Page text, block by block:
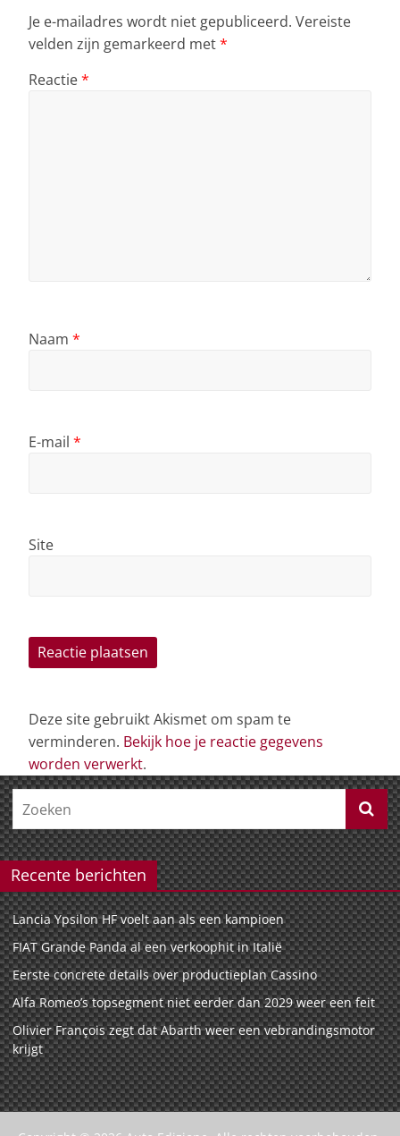
Je e-mailadres wordt niet gepubliceerd. Vereiste
velden zijn gemarkeerd met*
Reactie*
Naam *
E-mail *
Site
Deze site gebruikt Akismet om spam te
verminderen. Bekijk hoe je reactie gegevens
worden verwerkt.
Recente berichten
Lancia Ypsilon HF voelt aan als een kampioen
FIAT Grande Panda al een verkoophit in Italië
Eerste concrete details over productieplan Cassino
Alfa Romeo’s topsegment niet eerder dan 2029 weer een feit
Olivier François zegt dat Abarth weer een vebrandingsmotor
krijgt